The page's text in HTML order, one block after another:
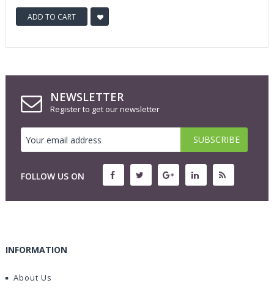
ADD TO CART
NEWSLETTER
Register to get our newsletter
FOLLOW US ON
INFORMATION
About Us